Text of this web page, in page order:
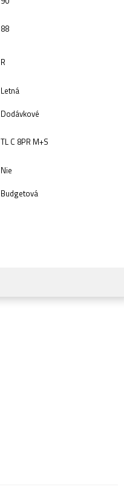
88
R
Letná
Dodávkové
TL C 8PR M+S
Nie
Budgetová